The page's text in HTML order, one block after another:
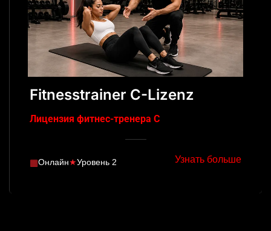
Fitnesstrainer C-Lizenz
Лицензия фитнес-тренера C
▦Онлайн★Уровень 2 Узнать больше